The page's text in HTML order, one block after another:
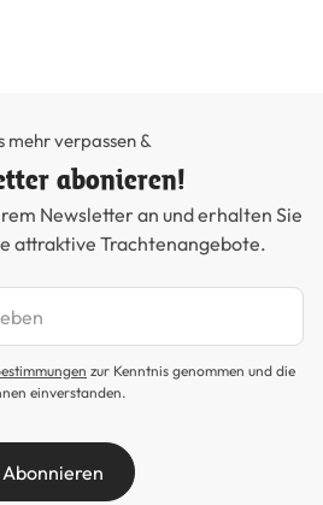
mehr verpassen &
abonieren!
Newsletter an und erhalten Sie
attraktive Trachtenangebote.
zur Kenntnis genommen und die
einverstanden.
Abonnieren